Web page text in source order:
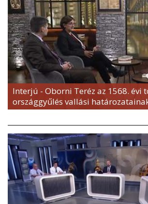
Interjú - Oborni Teréz az 1568. évi
országgyűlés vallási